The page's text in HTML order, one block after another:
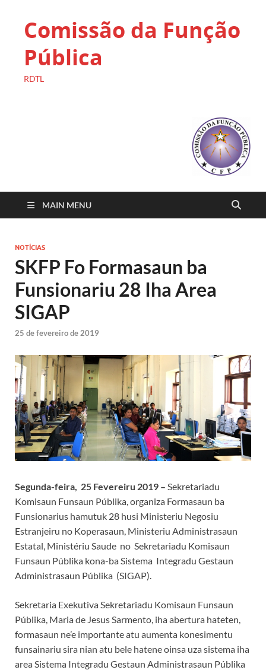
Comissão da Função
Pública
RDTL
MAIN MENU
NOTÍCIAS
SKFP Fo Formasaun ba
Funsionariu 28 Iha Area
SIGAP
25 de fevereiro de 2019
Segunda-feira, 25 Fevereiru 2019 – Sekretariadu
Komisaun Funsaun Públika, organiza Formasaun ba
Funsionarius hamutuk 28 husi Ministeriu Negosiu
Estranjeiru no Koperasaun, Ministeriu Administrasaun
Estatal, Ministériu Saude no Sekretariadu Komisaun
Funsaun Públika kona-ba Sistema Integradu Gestaun
Administrasaun Públika (SIGAP).
Sekretaria Exekutiva Sekretariadu Komisaun Funsaun
Públika, Maria de Jesus Sarmento, iha abertura hateten,
formasaun ne’e importante atu aumenta konesimentu
funsainariu sira nian atu bele hatene oinsa uza sistema iha
area Sistema Integradu Gestaun Administrasaun Públika